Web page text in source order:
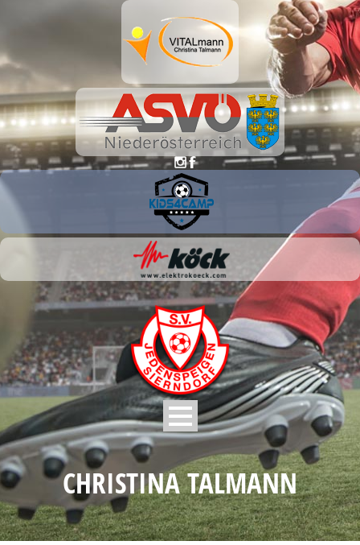
CHRISTINA TALMANN